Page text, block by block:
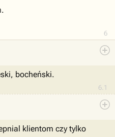
6
6.1
bocheński.
klientom czy tylko